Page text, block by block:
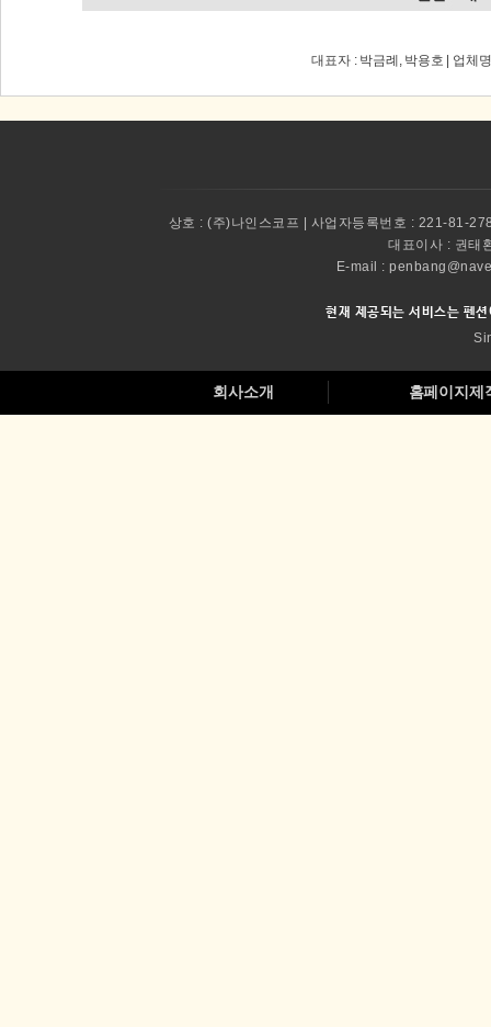
대표자 : 박금례, 박용호 | 업체
상호 : (주)나인스코프 | 사업자등록번호 : 221-81-
대표이사 : 권태
E-mail :
현재 제공되는 서비스는 펜
회사소개 홈페이지제